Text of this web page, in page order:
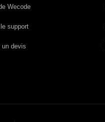
Wecode
support
un devis